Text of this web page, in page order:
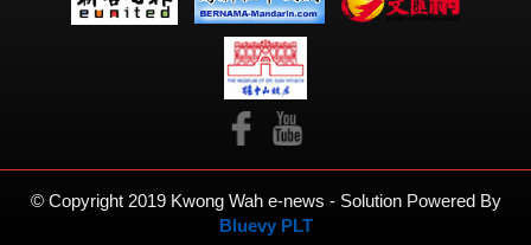
© Copyright 2019 Kwong Wah e-news - Solution Powered By
Bluevy PLT